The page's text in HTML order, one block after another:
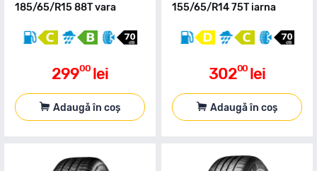
185/65/R15 88T vara
29900 lei
Adaugă în coș
155/65/R14 75T iarna
30200 lei
Adaugă în coș